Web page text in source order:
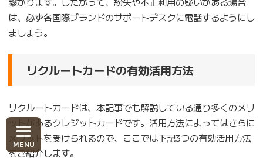
は、必ず各国際ブランドのサポートデスクに電話するようにし
ましょう。
リクルートカードの有効活用方法
リクルートカードは、本記事でも解説している通り多くのメリ
ットがあるクレジットカードです。活用方法によってはさらに
メリットを受けられるので、ここでは下記3つの有効活用方法
をご紹介します。